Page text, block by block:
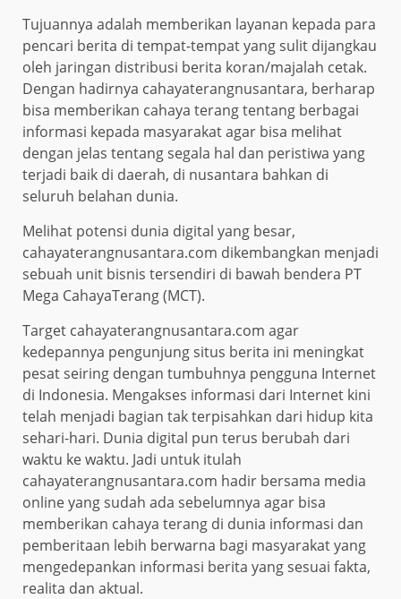
Tujuannya adalah memberikan layanan kepada para
pencari berita di tempat-tempat yang sulit dijangkau
oleh jaringan distribusi berita koran/majalah cetak.
Dengan hadirnya cahayaterangnusantara, berharap
bisa memberikan cahaya terang tentang berbagai
informasi kepada masyarakat agar bisa melihat
dengan jelas tentang segala hal dan peristiwa yang
terjadi baik di daerah, di nusantara bahkan di
seluruh belahan dunia.
Melihat potensi dunia digital yang besar,
cahayaterangnusantara.com dikembangkan menjadi
sebuah unit bisnis tersendiri di bawah bendera PT
Mega CahayaTerang (MCT).
Target cahayaterangnusantara.com agar
kedepannya pengunjung situs berita ini meningkat
pesat seiring dengan tumbuhnya pengguna Internet
di Indonesia. Mengakses informasi dari Internet kini
telah menjadi bagian tak terpisahkan dari hidup kita
sehari-hari. Dunia digital pun terus berubah dari
waktu ke waktu. Jadi untuk itulah
cahayaterangnusantara.com hadir bersama media
online yang sudah ada sebelumnya agar bisa
memberikan cahaya terang di dunia informasi dan
pemberitaan lebih berwarna bagi masyarakat yang
mengedepankan informasi berita yang sesuai fakta,
realita dan aktual.